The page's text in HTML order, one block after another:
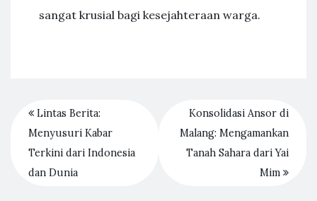
sangat krusial bagi kesejahteraan warga.
Lintas Berita:
Menyusuri Kabar
Terkini dari Indonesia
dan Dunia
Konsolidasi Ansor di
Malang: Mengamankan
Tanah Sahara dari Yai
Mim